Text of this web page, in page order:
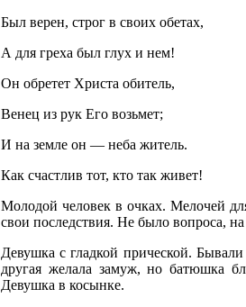
Был верен, строг в своих обетах,
А для греха был глух и нем!
Он обретет Христа обитель,
Венец из рук Его возьмет;
И на земле он — неба житель.
Как счастлив тот, кто так живет!
Молодой человек в очках. Мелочей
свои последствия. Не было вопроса,
Девушка с гладкой прической.
другая желала замуж, но батюшка
Девушка в косынке.